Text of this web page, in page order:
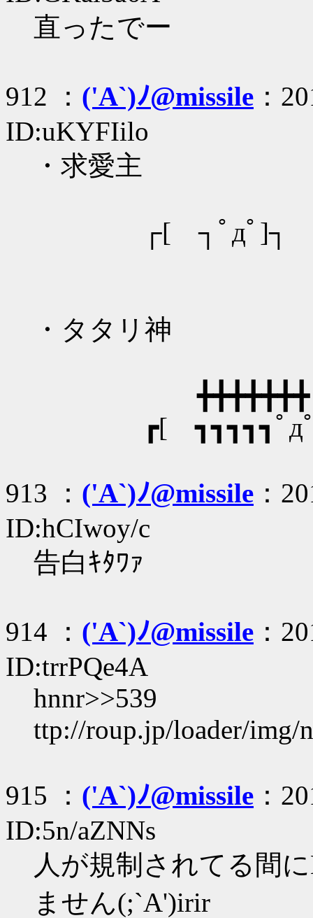
直ったでー
912 ： ('A`)ﾉ@missile ：
ID:uKYFIilo
・求愛主
┌[ ┐ﾟдﾟ]┐
・タタリ神
┏[ ┓┓┓┓┓ﾟдﾟ
913 ： ('A`)ﾉ@missile ：
ID:hCIwoy/c
告白ｷﾀﾜｧ
914 ： ('A`)ﾉ@missile ：
ID:trrPQe4A
hnnr>>539
ttp://roup.jp/loader/img/
915 ： ('A`)ﾉ@missile ：
ID:5n/aZNNs
人が規制されてる間
ません(;`A')irir